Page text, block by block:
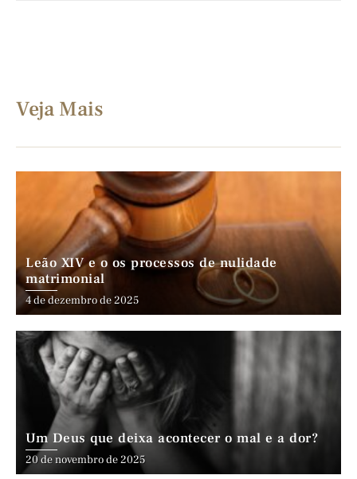
Veja Mais
Leão XIV e o os processos de nulidade
matrimonial
4 de dezembro de 2025
Um Deus que deixa acontecer o mal e a dor?
20 de novembro de 2025